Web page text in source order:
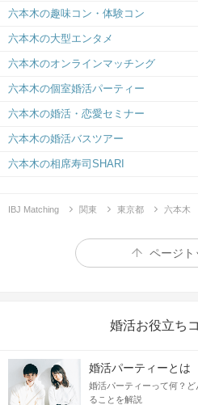
六本木の趣味コン・体験コン
六本木の大型エンタメ
六本木のオンラインマッチング
六本木の個室婚活パーティー
六本木の婚活・恋愛セミナー
六本木の婚活バスツアー
六本木の相席寿司SHARI
IBJ Matching 関東 東京都 六本木
ページト
婚活お役立ち
婚活パーティーとは
婚活パーティーって何？
ることを解説